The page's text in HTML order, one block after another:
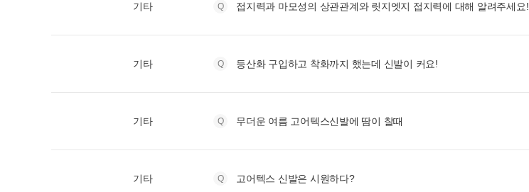
기타 접지력과 마모성의 상관관계와 릿지엣지 접지력에 대해 알려주세요!
기타 등산화 구입하고 착화까지 했는데 신발이 커요!
기타 무더운 여름 고어텍스신발에 땀이 찰때
기타 고어텍스 신발은 시원하다?